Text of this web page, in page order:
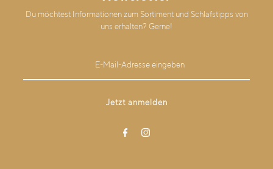
Du möchtest Informationen zum Sortiment und Schlafstipps von
uns erhalten? Gerne!